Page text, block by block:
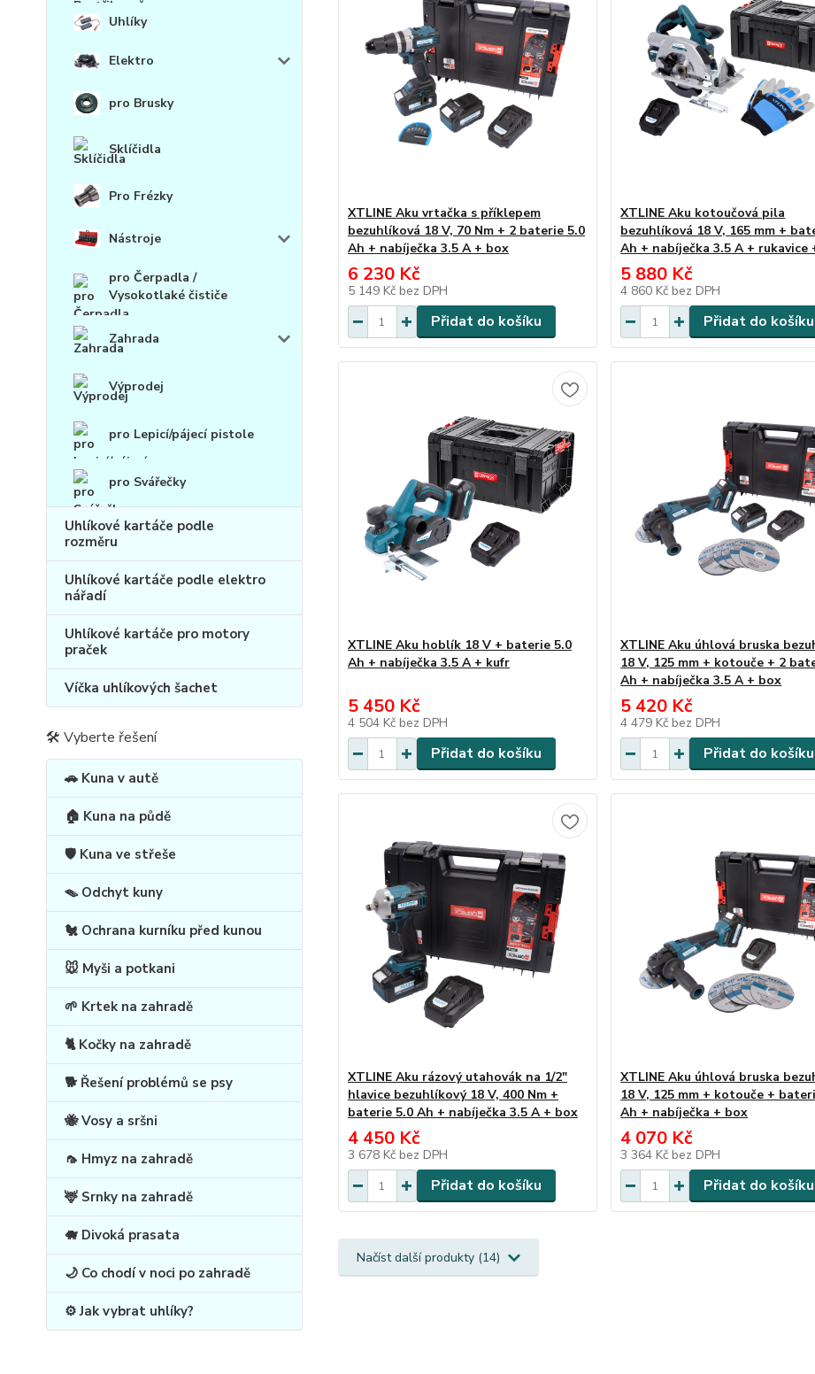
Uhlíky
Elektro
pro Brusky
Sklíčidla
Pro Frézky
Nástroje
pro Čerpadla /
Vysokotlaké čističe
Zahrada
Výprodej
pro Lepicí/pájecí pistole
pro Svářečky
Uhlíkové kartáče podle
rozměru
Uhlíkové kartáče podle elektro
nářadí
Uhlíkové kartáče pro motory
praček
Víčka uhlíkových šachet
🛠 Vyberte řešení
🚗 Kuna v autě
🏠 Kuna na půdě
🛡️ Kuna ve střeše
🪤 Odchyt kuny
🐔 Ochrana kurníku před kunou
🐭 Myši a potkani
🌱 Krtek na zahradě
🐈 Kočky na zahradě
🐕 Řešení problémů se psy
🐝 Vosy a sršni
🦟 Hmyz na zahradě
🦌 Srnky na zahradě
🐗 Divoká prasata
🌙 Co chodí v noci po zahradě
⚙️ Jak vybrat uhlíky?
XTLINE Aku vrtačka s příklepem
bezuhlíková 18 V, 70 Nm + 2 baterie 5.0
Ah + nabíječka 3.5 A + box
6 230 Kč
5 149 Kč bez DPH
Přidat do košíku
XTLINE Aku kotoučová pila
bezuhlíková 18 V, 165 mm +
Ah + nabíječka 3.5 A + rukavice
5 880 Kč
4 860 Kč bez DPH
Přidat do košíku
XTLINE Aku hoblík 18 V + baterie 5.0
Ah + nabíječka 3.5 A + kufr
5 450 Kč
4 504 Kč bez DPH
Přidat do košíku
XTLINE Aku úhlová bruska
18 V, 125 mm + kotouče + 2
Ah + nabíječka 3.5 A + box
5 420 Kč
4 479 Kč bez DPH
Přidat do košíku
XTLINE Aku rázový utahovák na 1/2"
hlavice bezuhlíkový 18 V, 400 Nm +
baterie 5.0 Ah + nabíječka 3.5 A + box
4 450 Kč
3 678 Kč bez DPH
Přidat do košíku
XTLINE Aku úhlová bruska
18 V, 125 mm + kotouče +
Ah + nabíječka + box
4 070 Kč
3 364 Kč bez DPH
Přidat do košíku
Načíst další produkty (14)